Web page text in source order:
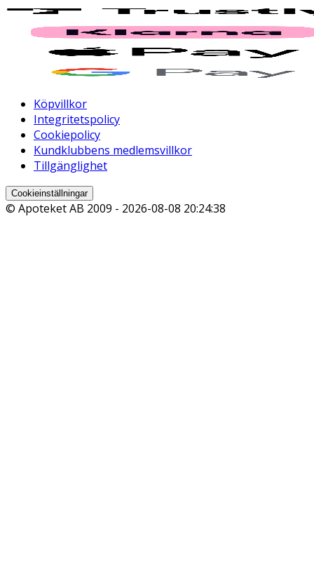
Köpvillkor
Integritetspolicy
Cookiepolicy
Kundklubbens medlemsvillkor
Tillgänglighet
Cookieinställningar
© Apoteket AB 2009 - 2026-08-08 20:24:38